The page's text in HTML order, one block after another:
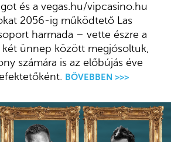
és a vegas.hu/vipcasino.hu
2056-ig működtető Las
harmada – vette észre a
két ünnep között megjósoltuk,
számára is az előbújás éve
BŐVEBBEN >>>